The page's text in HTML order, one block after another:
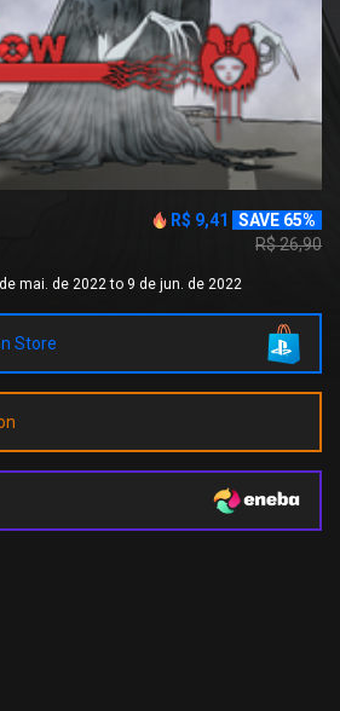
R$ 9,41
SAVE 65%
R$ 26,90
mai. de 2022 to 9 de jun. de 2022
Store